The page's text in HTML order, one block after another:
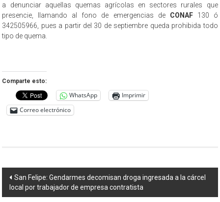
a denunciar aquellas quemas agrícolas en sectores rurales que
presencie, llamando al fono de emergencias de CONAF130 ó
342505966, pues a partir del 30 de septiembre queda prohibida todo
tipo de quema.
Comparte esto:
WhatsApp
Imprimir
Correo electrónico
Navegación
de
San Felipe: Gendarmes decomisan droga ingresada a la cárcel
local por trabajador de empresa contratista